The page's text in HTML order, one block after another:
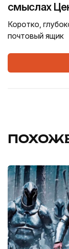
смыслах
Коротко,
почтовый ящик